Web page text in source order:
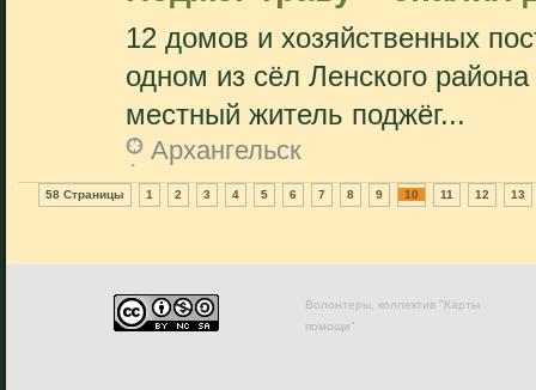
12 домов и хозяйственных
одном из сёл Ленского района
местный житель поджёг...
Архангельск
58 Страницы 1 2 3 4 5 6 7 8 9 10 11 12 13
Волонтеры, коллектив "Карты
помощи"